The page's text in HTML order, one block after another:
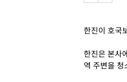
한진이 호국
한진은 본사
역 주변을